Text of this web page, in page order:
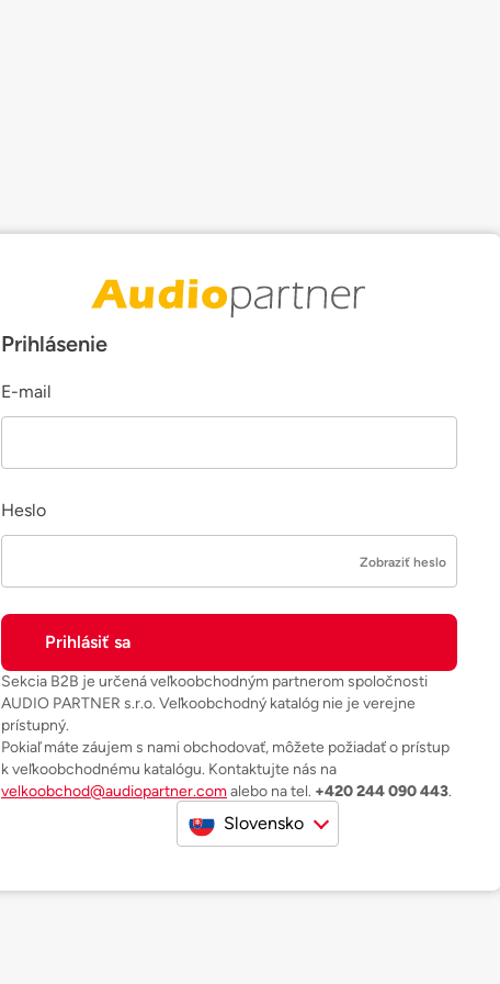
Prihlásenie
E-mail
Heslo
Zobraziť heslo
Sekcia B2B je určená veľkoobchodným partnerom spoločnosti
AUDIO PARTNER s.r.o. Veľkoobchodný katalóg nie je verejne
prístupný.
Pokiaľ máte záujem s nami obchodovať, môžete požiadať o prístup
k veľkoobchodnému katalógu. Kontaktujte nás na
velkoobchod@audiopartner.comalebo na tel. +420 244 090 443.
Slovensko